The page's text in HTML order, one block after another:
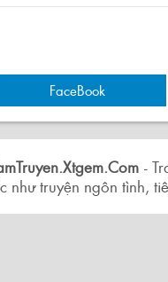
FaceBook
-
như truyện ngôn tình,